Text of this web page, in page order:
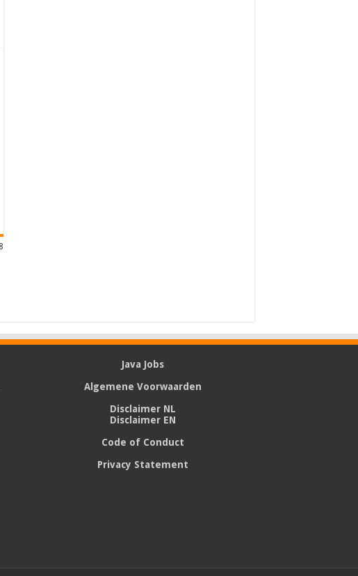
Java Jobs
Algemene Voorwaarden
Disclaimer NL
Disclaimer EN
Code of Conduct
Privacy Statement